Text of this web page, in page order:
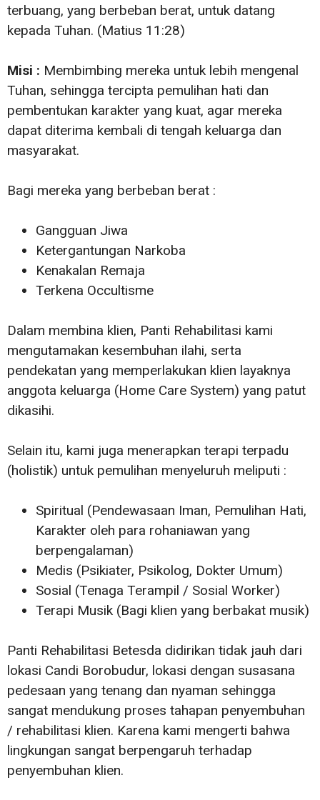
terbuang, yang berbeban berat, untuk datang
kepada Tuhan. (Matius 11:28)
Misi : Membimbing mereka untuk lebih mengenal
Tuhan, sehingga tercipta pemulihan hati dan
pembentukan karakter yang kuat, agar mereka
dapat diterima kembali di tengah keluarga dan
masyarakat.
Bagi mereka yang berbeban berat :
Gangguan Jiwa
Ketergantungan Narkoba
Kenakalan Remaja
Terkena Occultisme
Dalam membina klien, Panti Rehabilitasi kami
mengutamakan kesembuhan ilahi, serta
pendekatan yang memperlakukan klien layaknya
anggota keluarga (Home Care System) yang patut
dikasihi.
Selain itu, kami juga menerapkan terapi terpadu
(holistik) untuk pemulihan menyeluruh meliputi :
Spiritual (Pendewasaan Iman, Pemulihan Hati,
Karakter oleh para rohaniawan yang
berpengalaman)
Medis (Psikiater, Psikolog, Dokter Umum)
Sosial (Tenaga Terampil / Sosial Worker)
Terapi Musik (Bagi klien yang berbakat musik)
Panti Rehabilitasi Betesda didirikan tidak jauh dari
lokasi Candi Borobudur, lokasi dengan susasana
pedesaan yang tenang dan nyaman sehingga
sangat mendukung proses tahapan penyembuhan
/ rehabilitasi klien. Karena kami mengerti bahwa
lingkungan sangat berpengaruh terhadap
penyembuhan klien.